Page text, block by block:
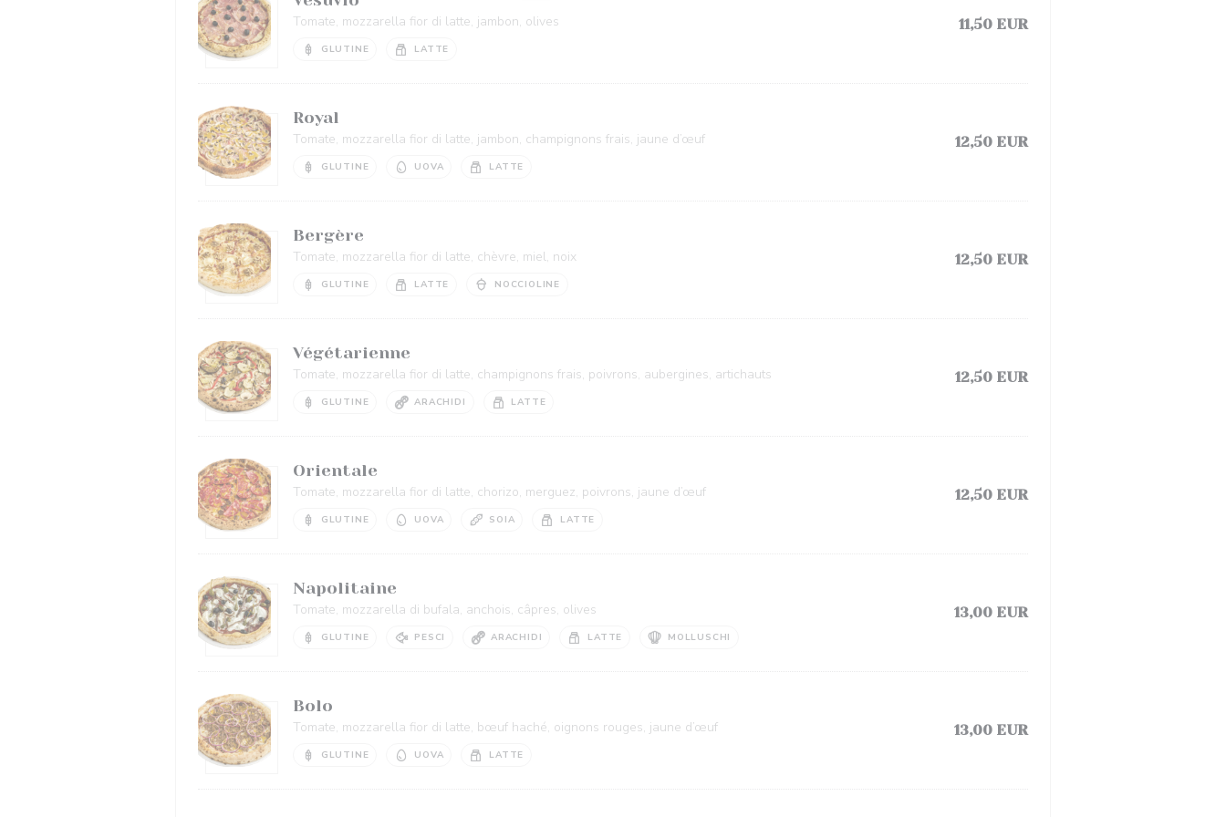
Tomate, mozzarella fior di latte, jambon, olives
GLUTINE LATTE
11,50 EUR
Royal
Tomate, mozzarella fior di latte, jambon, champignons frais, jaune d’œuf
GLUTINE UOVA LATTE
12,50 EUR
Bergère
Tomate, mozzarella fior di latte, chèvre, miel, noix
GLUTINE LATTE NOCCIOLINE
12,50 EUR
Végétarienne
Tomate, mozzarella fior di latte, champignons frais, poivrons, aubergines, artichauts
GLUTINE ARACHIDI LATTE
12,50 EUR
Orientale
Tomate, mozzarella fior di latte, chorizo, merguez, poivrons, jaune d’œuf
GLUTINE UOVA SOIA LATTE
12,50 EUR
Napolitaine
Tomate, mozzarella di bufala, anchois, câpres, olives
GLUTINE PESCI ARACHIDI LATTE MOLLUSCHI
13,00 EUR
Bolo
Tomate, mozzarella fior di latte, bœuf haché, oignons rouges, jaune d’œuf
GLUTINE UOVA LATTE
13,00 EUR